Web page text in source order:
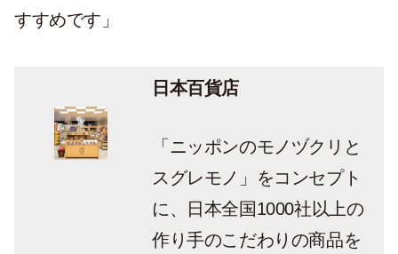
すすめです」
日本百貨店
「ニッポンのモノヅクリと
スグレモノ」をコンセプト
に、日本全国1000社以上の
作り手のこだわりの商品を